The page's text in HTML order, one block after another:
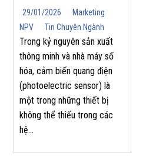
(Photoelectric Sensor)
Phù Hợp Cho Tự Động
Hóa Công Nghiệp
29/01/2026
Marketing
NPV
Tin Chuyên Ngành
Trong kỷ nguyên sản xuất
thông minh và nhà máy số
hóa, cảm biến quang điện
(photoelectric sensor) là
một trong những thiết bị
không thể thiếu trong các
hệ...